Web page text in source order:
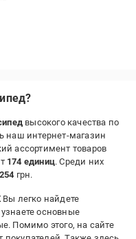
высокого качества по
наш интернет-магазин
ассортимент товаров
174 единиц. Среди них
грн.
Вы легко найдете
основные
Помимо этого, на сайте